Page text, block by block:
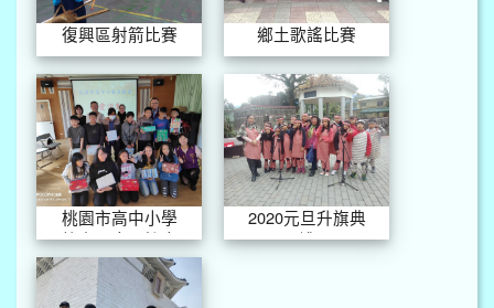
復興區射箭比賽 鄉土歌謠比賽
桃園市高中小學
校家長會長協會
傳愛活動
2020元旦升旗典
禮